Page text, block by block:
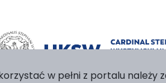
w pełni z portalu